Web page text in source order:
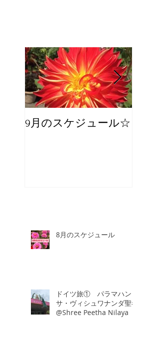
9月のスケジュール☆
8月のスケジュール
ドイツ旅① パラマハン
サ・ヴィシュワナンダ聖者
@Shree Peetha Nilaya